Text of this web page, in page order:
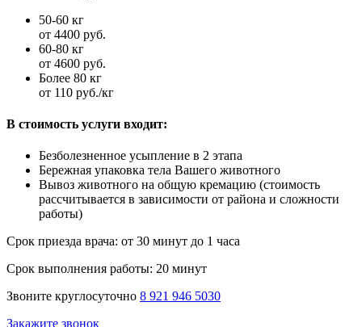
50-60 кг
от 4400 руб.
60-80 кг
от 4600 руб.
Более 80 кг
от 110 руб./кг
В стоимость услуги входит:
Безболезненное усыпление в 2 этапа
Бережная упаковка тела Вашего животного
Вывоз животного на общую кремацию (стоимость
рассчитывается в зависимости от района и сложности
работы)
Срок приезда врача: от 30 минут до 1 часа
Срок выполнения работы: 20 минут
Звоните круглосуточно 8 921 946 5030
Закажите звонок